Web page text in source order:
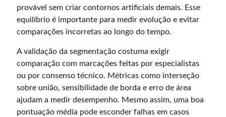
provável sem criar contornos artificiais demais. Esse
equilíbrio é importante para medir evolução e evitar
comparações incorretas ao longo do tempo.
A validação da segmentação costuma exigir
comparação com marcações feitas por especialistas
ou por consenso técnico. Métricas como interseção
sobre união, sensibilidade de borda e erro de área
ajudam a medir desempenho. Mesmo assim, uma boa
pontuação média pode esconder falhas em casos